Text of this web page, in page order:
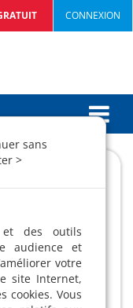
CONNEXION
sans
>
et des outils
audience et
votre
site Internet,
cookies. Vous